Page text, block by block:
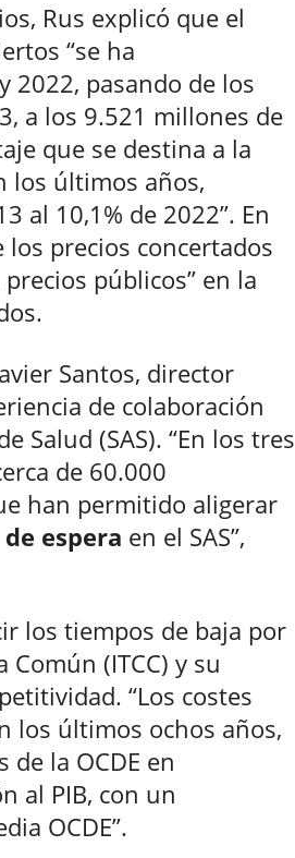
Rus explicó que el
“se ha
2022, pasando de los
a los 9.521 millones de
que se destina a la
los últimos años,
al 10,1% de 2022”. En
precios concertados
públicos” en la
Santos, director
de colaboración
Salud (SAS). “En los tres
de 60.000
han permitido aligerar
espera en el SAS”,
los tiempos de baja por
(ITCC) y su
“Los costes
los últimos ochos años,
de la OCDE en
al PIB, con un
OCDE”.